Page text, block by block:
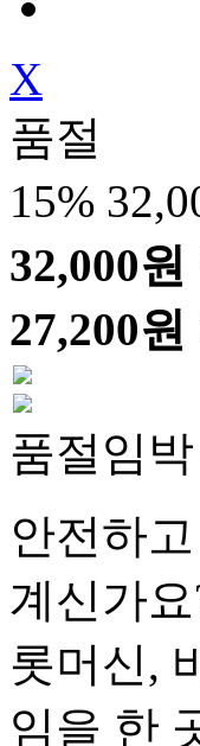
X
품절
15%
32,000원
27,200원
품절임
안전하
계신가
롯머신,
임을 한